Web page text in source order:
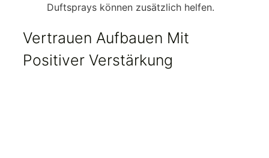
Duftsprays können zusätzlich helfen.
Vertrauen Aufbauen Mit
Positiver Verstärkung